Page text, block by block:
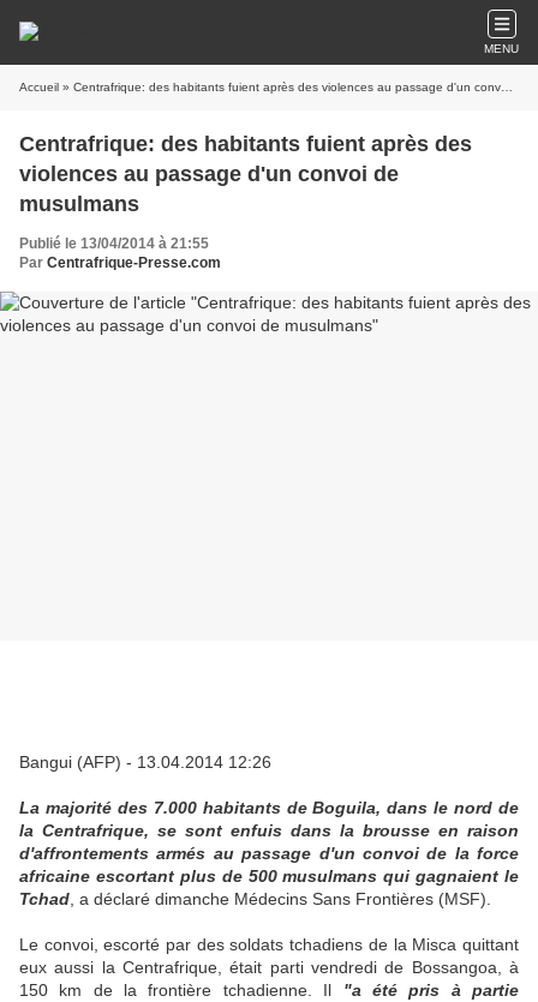
MENU
Accueil » Centrafrique: des habitants fuient après des violences au passage d'un convoi de musulmans
Centrafrique: des habitants fuient après des
violences au passage d'un convoi de
musulmans
Publié le 13/04/2014 à 21:55
Par Centrafrique-Presse.com
Bangui (AFP) - 13.04.2014 12:26
La majorité des 7.000 habitants de Boguila, dans le nord de
la Centrafrique, se sont enfuis dans la brousse en raison
d'affrontements armés au passage d'un convoi de la force
africaine escortant plus de 500 musulmans qui gagnaient le
Tchad , a déclaré dimanche Médecins Sans Frontières (MSF).
Le convoi, escorté par des soldats tchadiens de la Misca quittant
eux aussi la Centrafrique, était parti vendredi de Bossangoa, à
150 km de la frontière tchadienne. Il "a été pris à partie